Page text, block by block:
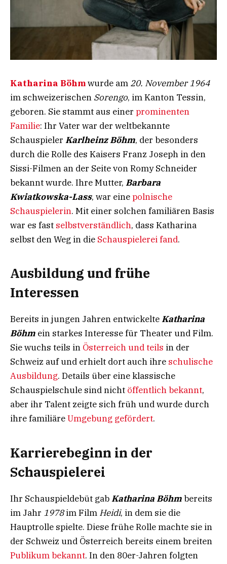
Katharina Böhmwurde am 20. November 1964
im schweizerischen Sorengo, im Kanton Tessin,
geboren. Sie stammt aus einer prominenten
Familie: Ihr Vater war der weltbekannte
Schauspieler Karlheinz Böhm, der besonders
durch die Rolle des Kaisers Franz Joseph in den
Sissi-Filmen an der Seite von Romy Schneider
bekannt wurde. Ihre Mutter, Barbara
Kwiatkowska-Lass, war einepolnische
Schauspielerin. Mit einer solchen familiären Basis
war es fast selbstverständlich, dass Katharina
selbst den Weg in die Schauspielerei fand.
Ausbildung und frühe
Interessen
Bereits in jungen Jahren entwickelteKatharina
Böhm ein starkes Interesse für Theater und Film.
Sie wuchs teils in Österreich und teils in der
Schweiz auf und erhielt dort auch ihre schulische
Ausbildung. Details über eine klassische
Schauspielschule sind nicht öffentlich bekannt,
aber ihr Talent zeigte sich früh und wurde durch
ihre familiäreUmgebung gefördert.
Karrierebeginn in der
Schauspielerei
Ihr Schauspieldebüt gabKatharina Böhmbereits
im Jahr 1978im Film Heidi, in dem sie die
Hauptrolle spielte. Diese frühe Rolle machte sie in
der Schweiz und Österreich bereits einem breiten
Publikum bekannt. In den 80er-Jahren folgten